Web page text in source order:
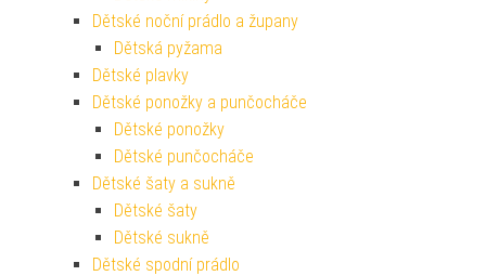
Dětské noční prádlo a župany
Dětská pyžama
Dětské plavky
Dětské ponožky a punčocháče
Dětské ponožky
Dětské punčocháče
Dětské šaty a sukně
Dětské šaty
Dětské sukně
Dětské spodní prádlo